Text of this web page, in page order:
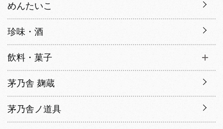
めんたいこ
珍味・酒
飲料・菓子
茅乃舎 麹蔵
茅乃舎ノ道具